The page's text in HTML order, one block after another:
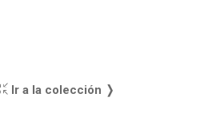
Ir a la colección ❭